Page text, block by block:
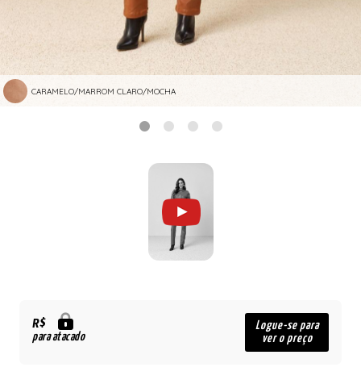
CARAMELO/MARROM CLARO/MOCHA
R$
para atacado
Logue-se para
ver o preço